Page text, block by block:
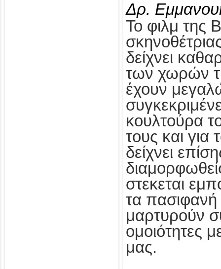
Δρ.
Το φιλμ της
δείχνει
των χωρών
έχουν
κουλτούρα
τους και
δείχνει
στεκεται
τα πασιφανή
μαρτυρούν
ομοιότητες
μας.